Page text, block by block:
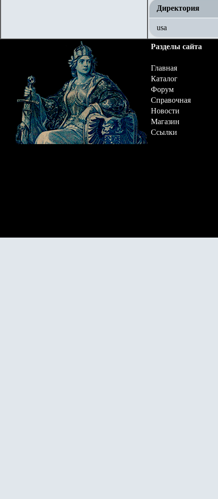
Директория
usa
Разделы сайта
Главная
Каталог
Форум
Справочная
Новости
Магазин
Ссылки